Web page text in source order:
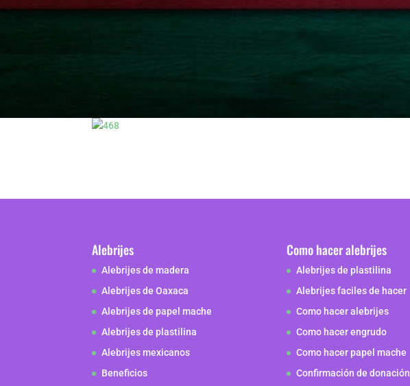
Alebrijes
Alebrijes de madera
Alebrijes de Oaxaca
Alebrijes de papel mache
Alebrijes de plastilina
Alebrijes mexicanos
Beneficios
Como hacer alebrijes
Alebrijes de plastilina
Alebrijes faciles de hacer
Como hacer alebrijes
Como hacer engrudo
Como hacer papel mache
Confirmación de donación